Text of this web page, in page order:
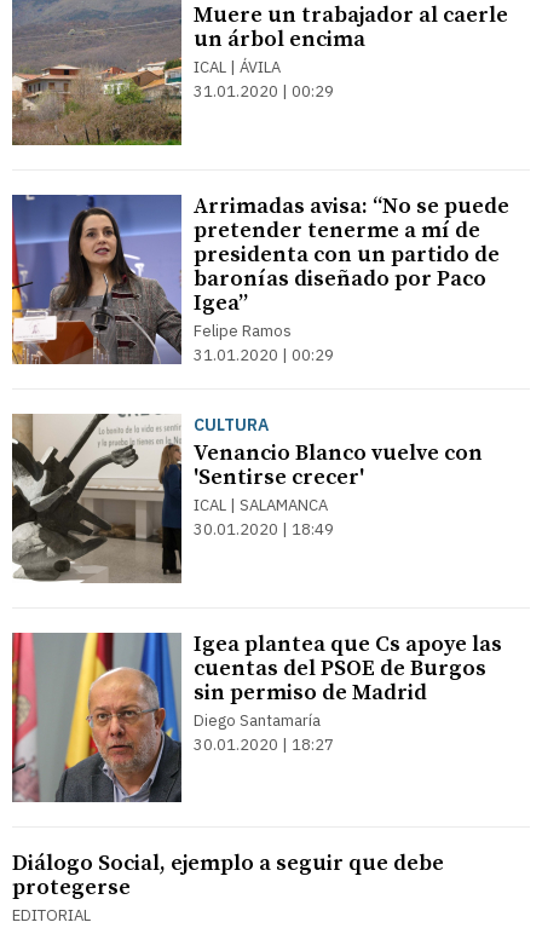
Muere un trabajador al caerle
un árbol encima
ICAL | ÁVILA
31.01.2020 | 00:29
Arrimadas avisa: “No se puede
pretender tenerme a mí de
presidenta con un partido de
baronías diseñado por Paco
Igea”
Felipe Ramos
31.01.2020 | 00:29
CULTURA
Venancio Blanco vuelve con
'Sentirse crecer'
ICAL | SALAMANCA
30.01.2020 | 18:49
Igea plantea que Cs apoye las
cuentas del PSOE de Burgos
sin permiso de Madrid
Diego Santamaría
30.01.2020 | 18:27
Diálogo Social, ejemplo a seguir que debe
protegerse
EDITORIAL